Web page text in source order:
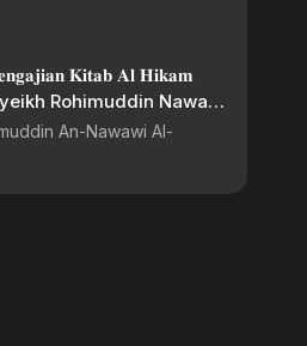
Rohimuddin Nawawi
An-Nawawi Al-